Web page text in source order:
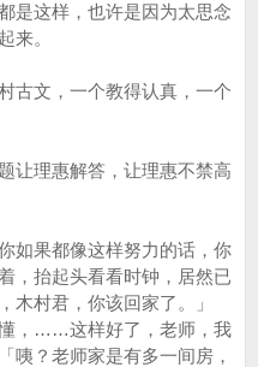
是这样，也许是因为太思念
来。
文，一个教得认真，一个
理惠解答，让理惠不禁高
果都像这样努力的话，你
，抬起头看看时钟，居然已
木村君，你该回家了。」
懂，……这样好了，老师，我
咦？老师家是有多一间房，